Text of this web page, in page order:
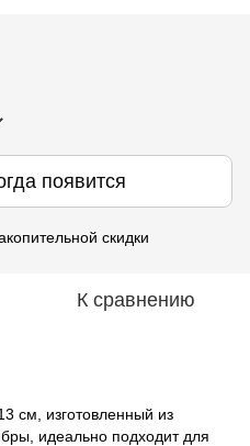
появится
скидки
К сравнению
см, изготовленный из
идеально подходит для